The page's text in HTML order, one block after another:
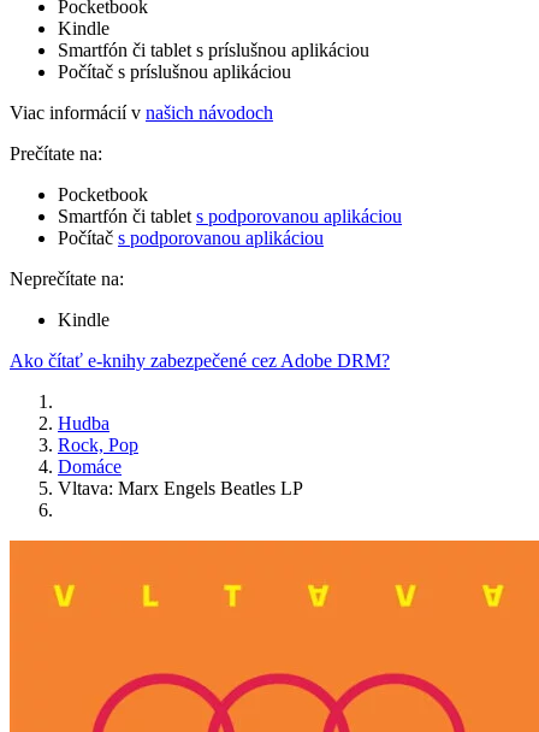
Pocketbook
Kindle
Smartfón či tablet s príslušnou aplikáciou
Počítač s príslušnou aplikáciou
Viac informácií v našich návodoch
Prečítate na:
Pocketbook
Smartfón či tablet s podporovanou aplikáciou
Počítač s podporovanou aplikáciou
Neprečítate na:
Kindle
Ako čítať e-knihy zabezpečené cez Adobe DRM?
Hudba
Rock, Pop
Domáce
Vltava: Marx Engels Beatles LP